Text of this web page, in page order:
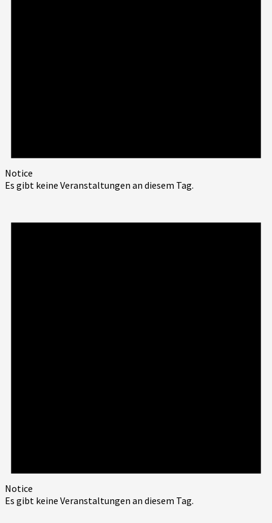
Notice
Es gibt keine Veranstaltungen an diesem Tag.
Notice
Es gibt keine Veranstaltungen an diesem Tag.